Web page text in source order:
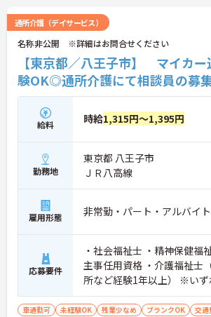
い。
通所介護（デイサービス）
名称非公開 ※詳細はお問合せください
【東京都／八王子市】 マイカ
験OK◎通所介護にて相談員の募
給料 時給1,315円～1,395円
勤務地
東京都 八王子市
ＪＲ八高線
雇用形態 非常勤・パート・アルバイト
応募要件
・社会福祉士 ・精神保健福祉士 ・社会福祉
主事任用資格 ・介護福祉士（通所介護事業
所など経験1年以上） ※いずれかをお持ちの
方 ■経験者歓迎 ※未経験・ブランクの有る
方も可能 ■土、祝日勤務でき
車通勤可 未経験OK 残業少なめ ブランクOK 交通